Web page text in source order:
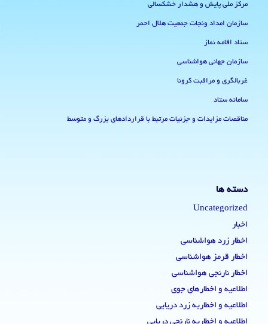
مرکز ملی پایش و هشدار خشکسالی
سازمان امداد ونجات جمعیت هلال احمر
ستاد اقامه نماز
سازمان جهانی هواشناسی
غربالگری و مراقبت کرونا
سامانه ستاد
مناقصات مزایدات و جزئیات مرتبط با قراردادهای بزرگ و متوسط
دسته ها
Uncategorized
اخبار
اخطار زرد هواشناسی
اخطار قرمز هواشناسی
اخطار نارنجی هواشناسی
اطلاعیه و اخطارهای جوی
اطلاعیه و اخطاریه زرد دریایی
اطلاعیه و اخطاریه نارنجی دریایی